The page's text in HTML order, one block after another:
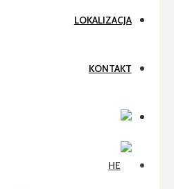
LOKALIZACJA
KONTAKT